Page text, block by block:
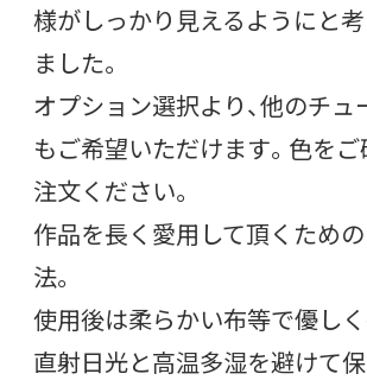
様がしっかり見えるようにと
ました。
オプション選択より、他のチ
もご希望いただけます。色を
注文ください。
作品を長く愛用して頂くため
法。
使用後は柔らかい布等で優しく
直射日光と高温多湿を避けて